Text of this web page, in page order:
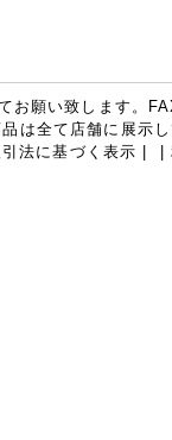
お願い致します。
は全て店舗に展示
法に基づく表示 | |